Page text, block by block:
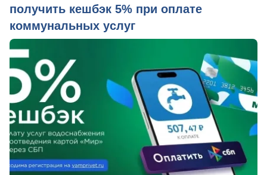
получить кешбэк 5% при оплате
коммунальных услуг